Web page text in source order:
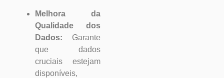
Melhora da
Qualidade dos
Dados: Garante
que dados
cruciais estejam
disponíveis,